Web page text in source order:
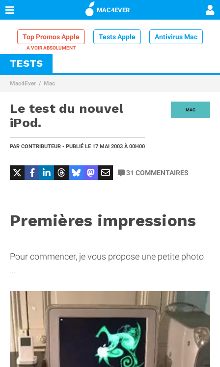
MAC4EVER
Top Promos Apple Tests Apple Antivirus Mac
VPN Mac
Comparatif iPhone
TESTS
Mac4Ever Mac
MAC
Le test du nouvel
iPod.
PAR CONTRIBUTEUR - PUBLIÉ LE 17 MAI 2003 À 00H00
31 COMMENTAIRES
Premières impressions
Pour commencer, je vous propose une petite photo
...